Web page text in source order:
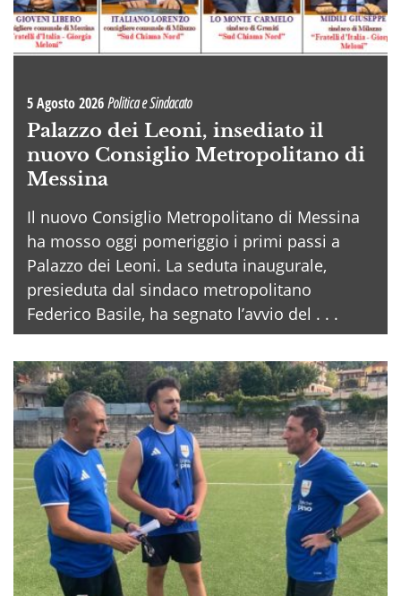
5 Agosto 2026Politica e Sindacato
Palazzo dei Leoni, insediato il
nuovo Consiglio Metropolitano di
Messina
Il nuovo Consiglio Metropolitano di Messina
ha mosso oggi pomeriggio i primi passi a
Palazzo dei Leoni. La seduta inaugurale,
presieduta dal sindaco metropolitano
Federico Basile, ha segnato l’avvio del . . .